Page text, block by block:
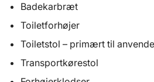
Badekarbræt
Toiletforhøjer
Toiletstol – primært til
Transportkørestol